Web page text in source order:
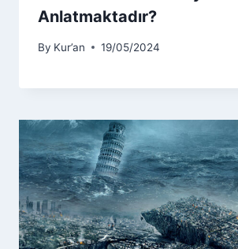
Anlatmaktadır?
By Kur’an 19/05/2024